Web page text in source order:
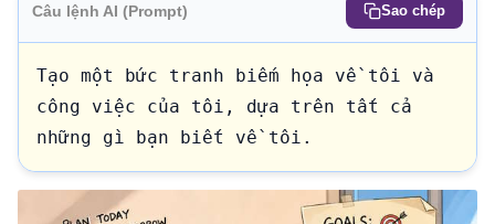
Câu lệnh AI (Prompt) Sao chép
Tạo một bức tranh biếm họa về tôi và
công việc của tôi, dựa trên tất cả
những gì bạn biết về tôi.